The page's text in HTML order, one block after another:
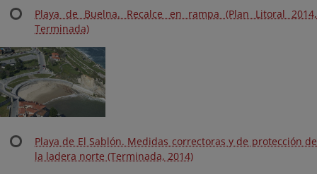
Playa de Buelna. Recalce en rampa (Plan Litoral 2014,
Terminada)
Playa de El Sablón. Medidas correctoras y de protección de
la ladera norte (Terminada, 2014)